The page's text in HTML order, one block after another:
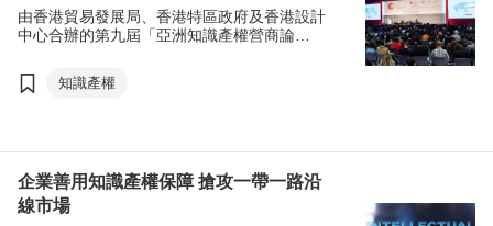
由香港貿易發展局、香港特區政府及香港設計
中心合辦的第九屆「亞洲知識產權營商論
舉行，主題為「知識產權：為企業建構創新及
共融的未來」，邀得超過70位星級嘉賓講者，
知識產權
企業善用知識產權保障 搶攻一帶一路沿
線市場